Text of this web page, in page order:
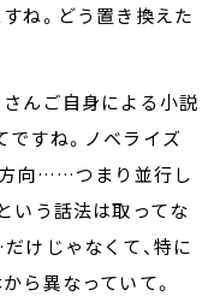
ね。どう置き換えた
んご自身による小説
すね。ノベライズ
方向……つまり並行し
いう話法は取ってな
けじゃなくて、特に
ら異なっていて。